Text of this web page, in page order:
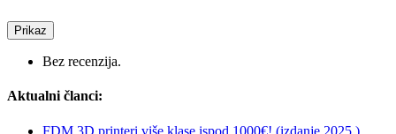
Prikaz
Bez recenzija.
Aktualni članci:
FDM 3D printeri više klase ispod 1000€! (izdanje 2025.)